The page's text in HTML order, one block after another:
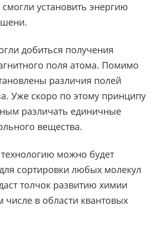
смогли установить энергию
добиться получения
поля атома. Помимо
различия полей
Уже скоро по этому принципу
различать единичные
вещества.
можно будет
сортировки любых молекул
толчок развитию химии
числе в области квантовых